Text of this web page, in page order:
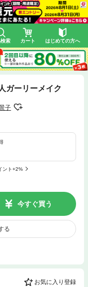
索 カート はじめての方へ
ガーリーメイク
子
ント+2%
今すぐ買う
る
お気に入り登録